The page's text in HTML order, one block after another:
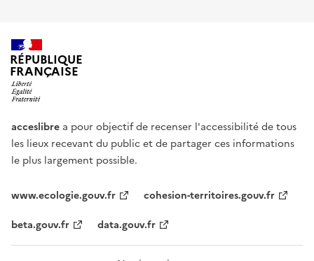
RÉPUBLIQUE
FRANÇAISE
acceslibre a pour objectif de recenser l'accessibilité de tous
les lieux recevant du public et de partager ces informations
le plus largement possible.
www.ecologie.gouv.fr
cohesion-territoires.gouv.fr
beta.gouv.fr
data.gouv.fr